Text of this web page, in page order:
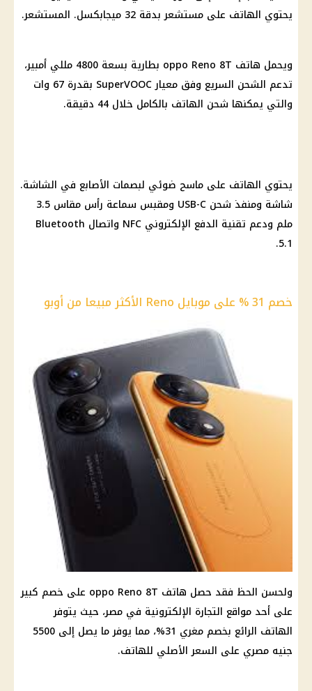
يحتوي الهاتف على مستشعر بدقة 32 ميجابكسل. المستشعر.
ويحمل هاتف oppo Reno 8T بطارية بسعة 4800 مللي أمبير،
تدعم الشحن السريع وفق معيار SuperVOOC بقدرة 67 وات
والتي يمكنها شحن الهاتف بالكامل خلال 44 دقيقة.
يحتوي الهاتف على ماسح ضوئي لبصمات الأصابع في الشاشة.
شاشة ومنفذ شحن USB-C ومقبس سماعة رأس مقاس 3.5
ملم ودعم تقنية الدفع الإلكتروني NFC واتصال Bluetooth
5.1.
خصم 31 % على موبايل Reno الأكثر مبيعا من أوبو
ولحسن الحظ فقد حصل هاتف oppo Reno 8T على خصم كبير
على أحد مواقع التجارة الإلكترونية في مصر، حيث يتوفر
الهاتف الرائع بخصم مغري 31%، مما يوفر ما يصل إلى 5500
جنيه مصري على السعر الأصلي للهاتف.